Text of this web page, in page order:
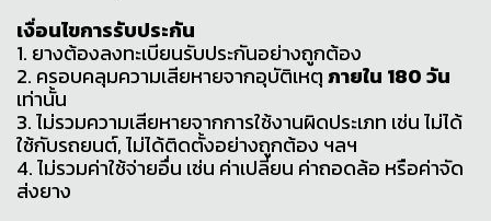
เงื่อนไขการรับประกัน
1. ยางต้องลงทะเบียนรับประกันอย่างถูกต้อง
2. ครอบคลุมความเสียหายจากอุบัติเหตุภายใน 180 วัน
เท่านั้น
3. ไม่รวมความเสียหายจากการใช้งานผิดประเภท เช่น ไม่ได้
ใช้กับรถยนต์, ไม่ได้ติดตั้งอย่างถูกต้อง ฯลฯ
4. ไม่รวมค่าใช้จ่ายอื่น เช่น ค่าเปลี่ยน ค่าถอดล้อ หรือค่าจัด
ส่งยาง